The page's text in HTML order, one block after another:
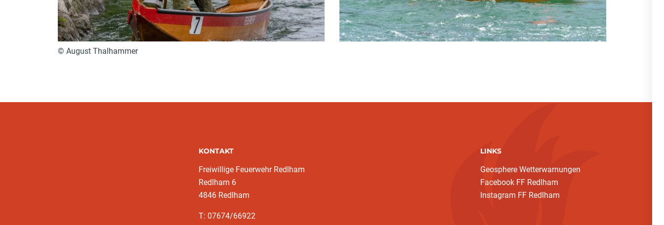
© August Thalhammer
KONTAKT
Freiwillige Feuerwehr Redlham
Redlham 6
4846 Redlham
T: 07674/66922
LINKS
Geosphere Wetterwarnungen
Facebook FF Redlham
Instagram FF Redlham